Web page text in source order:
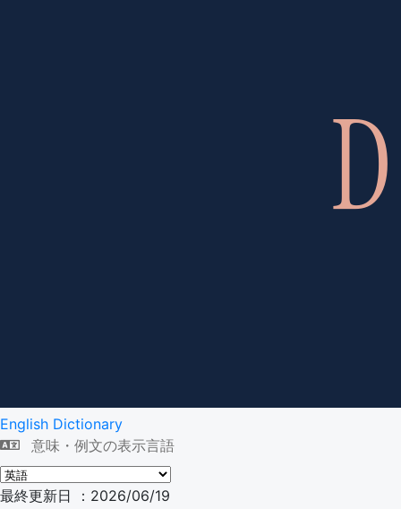
English Dictionary
意味・例文の表示言語
最終更新日 ：2026/06/19